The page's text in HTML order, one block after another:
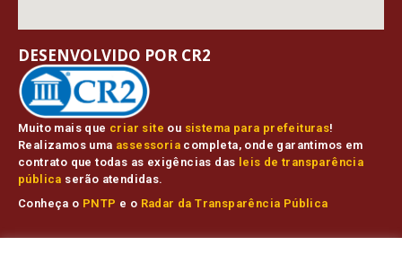
Muito mais que criar site ou sistema para prefeituras!
Realizamos uma assessoria completa, onde garantimos em
contrato que todas as exigências das leis de transparência
pública serão atendidas.
Conheça o PNTP e o Radar da Transparência Pública
DESENVOLVIDO POR CR2